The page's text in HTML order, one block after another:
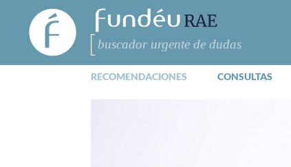
FundéuRAE
- Fundación
del Español
Urgente
Buscar
RECOMENDACIONES CONSULTAS